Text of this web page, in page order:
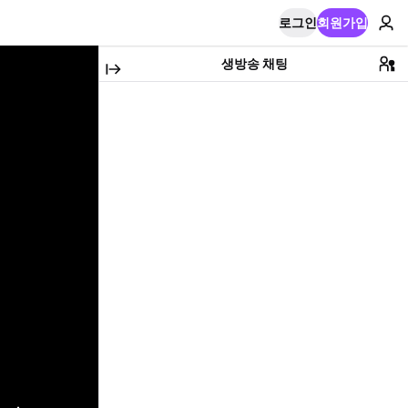
로그인회원가입
생방송 채팅